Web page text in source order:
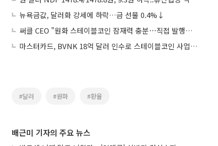
뉴욕금값, 달러화 강세에 하락…금 선물 0.4%↓
써클 CEO "원화 스테이블코인 잠재력 충분⋯직접 발행은 안할 것"
마스터카드, BVNK 18억 달러 인수로 스테이블코인 사업 본격 확장
#달러 #원화 #환율
배근미 기자의 주요 뉴스